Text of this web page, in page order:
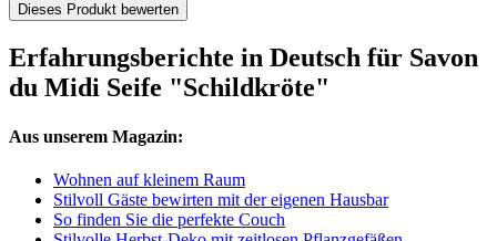
Dieses Produkt bewerten
Erfahrungsberichte in Deutsch für Savon
du Midi Seife "Schildkröte"
Aus unserem Magazin:
Wohnen auf kleinem Raum
Stilvoll Gäste bewirten mit der eigenen Hausbar
So finden Sie die perfekte Couch